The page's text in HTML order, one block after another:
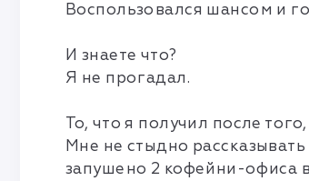
Воспользовался шансом и
И знаете что?
Я не прогадал.
То, что я получил после
Мне не стыдно
запушено 2 кофейни-офиса